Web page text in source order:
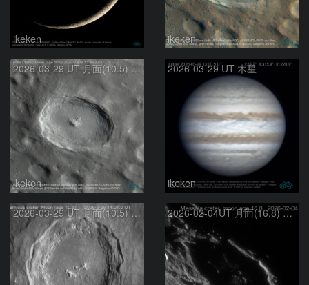
ikeken ikeken
2026-03-29 UT 月面(10.5) ティコクレーター
ikeken
2026-03-29 UT 木星
ikeken
2026-03-29 UT 月面(10.5) コペルニクスクレーター 2026-02-04UT 月面(16.8) メッサラクレーター